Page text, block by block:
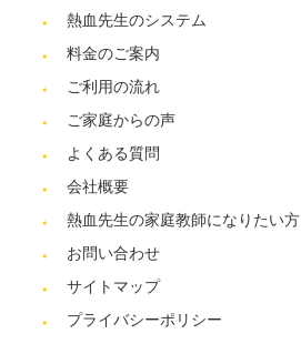
熱血先生のシステム
料金のご案内
ご利用の流れ
ご家庭からの声
よくある質問
会社概要
熱血先生の家庭教師になりたい方
お問い合わせ
サイトマップ
プライバシーポリシー